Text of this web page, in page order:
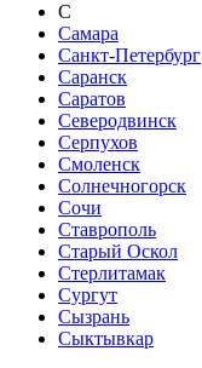
С
Самара
Санкт-Петербург
Саранск
Саратов
Северодвинск
Серпухов
Смоленск
Солнечногорск
Сочи
Ставрополь
Старый Оскол
Стерлитамак
Сургут
Сызрань
Сыктывкар